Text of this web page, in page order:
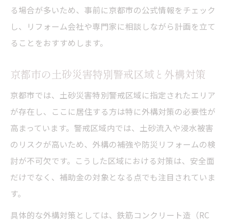
る場合が多いため、事前に京都市の公式情報をチェック
し、リフォーム会社や専門家に相談しながら計画を立て
ることをおすすめします。
京都市の土砂災害特別警戒区域と外構対策
京都市では、土砂災害特別警戒区域に指定されたエリア
が存在し、ここに居住する方は特に外構対策の必要性が
高まっています。警戒区域内では、土砂流入や浸水被害
のリスクが高いため、外構の補強や防災リフォームの検
討が不可欠です。こうした区域における対策は、安全面
だけでなく、補助金の対象となる点でも注目されていま
す。
具体的な外構対策としては、鉄筋コンクリート造（RC